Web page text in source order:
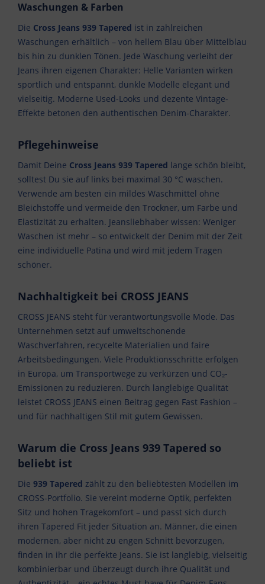
Waschungen & Farben
Die Cross Jeans 939 Tapered ist in zahlreichen
Waschungen erhältlich – von hellem Blau über Mittelblau
bis hin zu dunklen Tönen. Jede Waschung verleiht der
Jeans ihren eigenen Charakter: Helle Varianten wirken
sportlich und entspannt, dunkle Modelle elegant und
vielseitig. Moderne Used-Looks und dezente Vintage-
Effekte betonen den authentischen Denim-Charakter.
Pflegehinweise
Damit Deine Cross Jeans 939 Tapered lange schön bleibt,
solltest Du sie auf links bei maximal 30 °C waschen.
Verwende am besten ein mildes Waschmittel ohne
Bleichstoffe und vermeide den Trockner, um Farbe und
Elastizität zu erhalten. Jeansliebhaber wissen: Weniger
Waschen ist mehr – so entwickelt der Denim mit der Zeit
eine individuelle Patina und wird mit jedem Tragen
schöner.
Nachhaltigkeit bei CROSS JEANS
CROSS JEANS steht für verantwortungsvolle Mode. Das
Unternehmen setzt auf umweltschonende
Waschverfahren, recycelte Materialien und faire
Arbeitsbedingungen. Viele Produktionsschritte erfolgen
in Europa, um Transportwege zu verkürzen und CO₂-
Emissionen zu reduzieren. Durch langlebige Qualität
leistet CROSS JEANS einen Beitrag gegen Fast Fashion –
und für nachhaltigen Stil mit gutem Gewissen.
Warum die Cross Jeans 939 Tapered so
beliebt ist
Die 939 Tapered zählt zu den beliebtesten Modellen im
CROSS-Portfolio. Sie vereint moderne Optik, perfekten
Sitz und hohen Tragekomfort – und passt sich durch
ihren Tapered Fit jeder Situation an. Männer, die einen
modernen, aber nicht zu engen Schnitt bevorzugen,
finden in ihr die perfekte Jeans. Sie ist langlebig, vielseitig
kombinierbar und überzeugt durch ihre Qualität und